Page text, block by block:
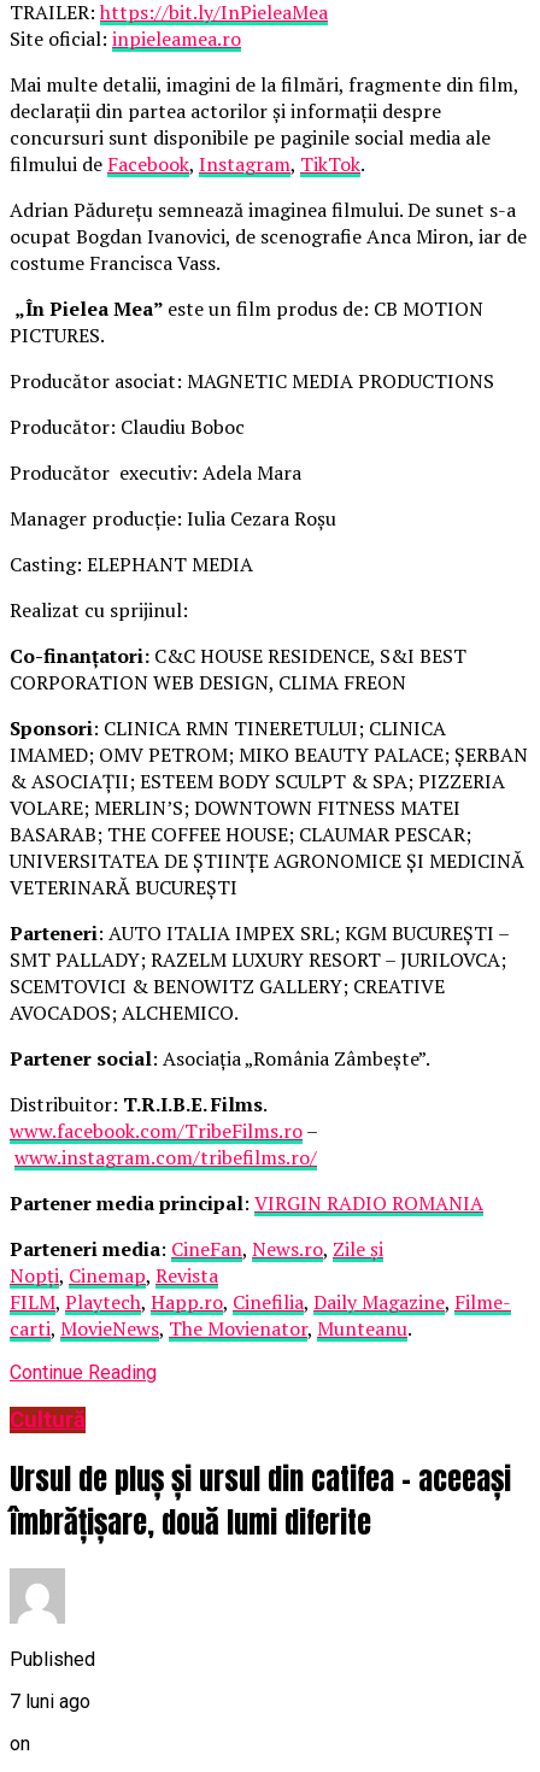
TRAILER:https://bit.ly/InPieleaMea
Site oficial: inpieleamea.ro
Mai multe detalii, imagini de la filmări, fragmente din film,
declarații din partea actorilor și informații despre
concursuri sunt disponibile pe paginile social media ale
filmului de Facebook, Instagram, TikTok.
Adrian Pădurețu semnează imaginea filmului. De sunet s-a
ocupat Bogdan Ivanovici, de scenografie Anca Miron, iar de
costume Francisca Vass.
„În Pielea Mea” este un film produs de: CB MOTION
PICTURES.
Producător asociat: MAGNETIC MEDIA PRODUCTIONS
Producător: Claudiu Boboc
Producător executiv: Adela Mara
Manager producție: Iulia Cezara Roșu
Casting: ELEPHANT MEDIA
Realizat cu sprijinul:
Co-finanțatori: C&C HOUSE RESIDENCE, S&I BEST
CORPORATION WEB DESIGN, CLIMA FREON
Sponsori: CLINICA RMN TINERETULUI; CLINICA
IMAMED; OMV PETROM; MIKO BEAUTY PALACE; ȘERBAN
& ASOCIAȚII; ESTEEM BODY SCULPT & SPA; PIZZERIA
VOLARE; MERLIN’S; DOWNTOWN FITNESS MATEI
BASARAB; THE COFFEE HOUSE; CLAUMAR PESCAR;
UNIVERSITATEA DE ȘTIINȚE AGRONOMICE ȘI MEDICINĂ
VETERINARĂ BUCUREȘTI
Parteneri: AUTO ITALIA IMPEX SRL; KGM BUCUREȘTI –
SMT PALLADY; RAZELM LUXURY RESORT – JURILOVCA;
SCEMTOVICI & BENOWITZ GALLERY; CREATIVE
AVOCADOS; ALCHEMICO.
Partener social: Asociația „România Zâmbește”.
Distribuitor: T.R.I.B.E. Films.
www.facebook.com/TribeFilms.ro–
www.instagram.com/tribefilms.ro/
Partener media principal: VIRGIN RADIO ROMANIA
Parteneri media: CineFan, News.ro, Zile și
Nopți, Cinemap, Revista
FILM, Playtech, Happ.ro, Cinefilia, Daily Magazine, Filme-
carti, MovieNews, The Movienator, Munteanu.
Continue Reading
Cultură
Ursul de pluș și ursul din catifea – aceeași
îmbrățișare, două lumi diferite
Published
7 luni ago
on